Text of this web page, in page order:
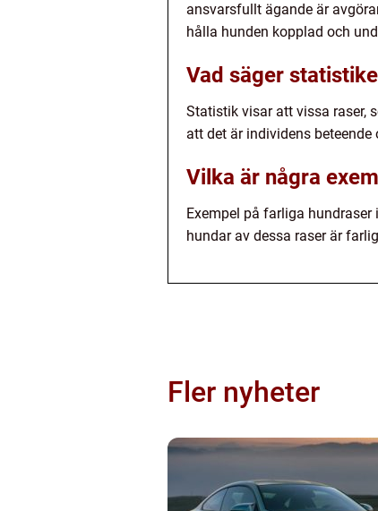
ansvarsfullt ägande är
hålla hunden kopplad och
Vad säger
Statistik visar att vissa raser,
att det är individens
Vilka är några
Exempel på farliga
hundar av dessa raser är
Fler nyheter